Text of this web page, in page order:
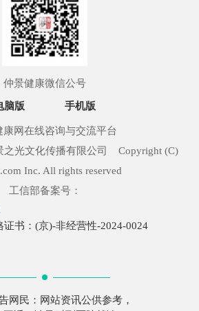
仲景健康微信公号
脑版 手机版
康网在线咨询与交流平台
之光文化传播有限公司 Copyright (C)
Inc. All rights reserved
工信部备案号：
书：(京)-非经营性-2024-0024
网民：网站资讯公供参考，